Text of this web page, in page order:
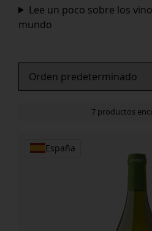
Lee un poco sobre los
mundo
7 productos
España